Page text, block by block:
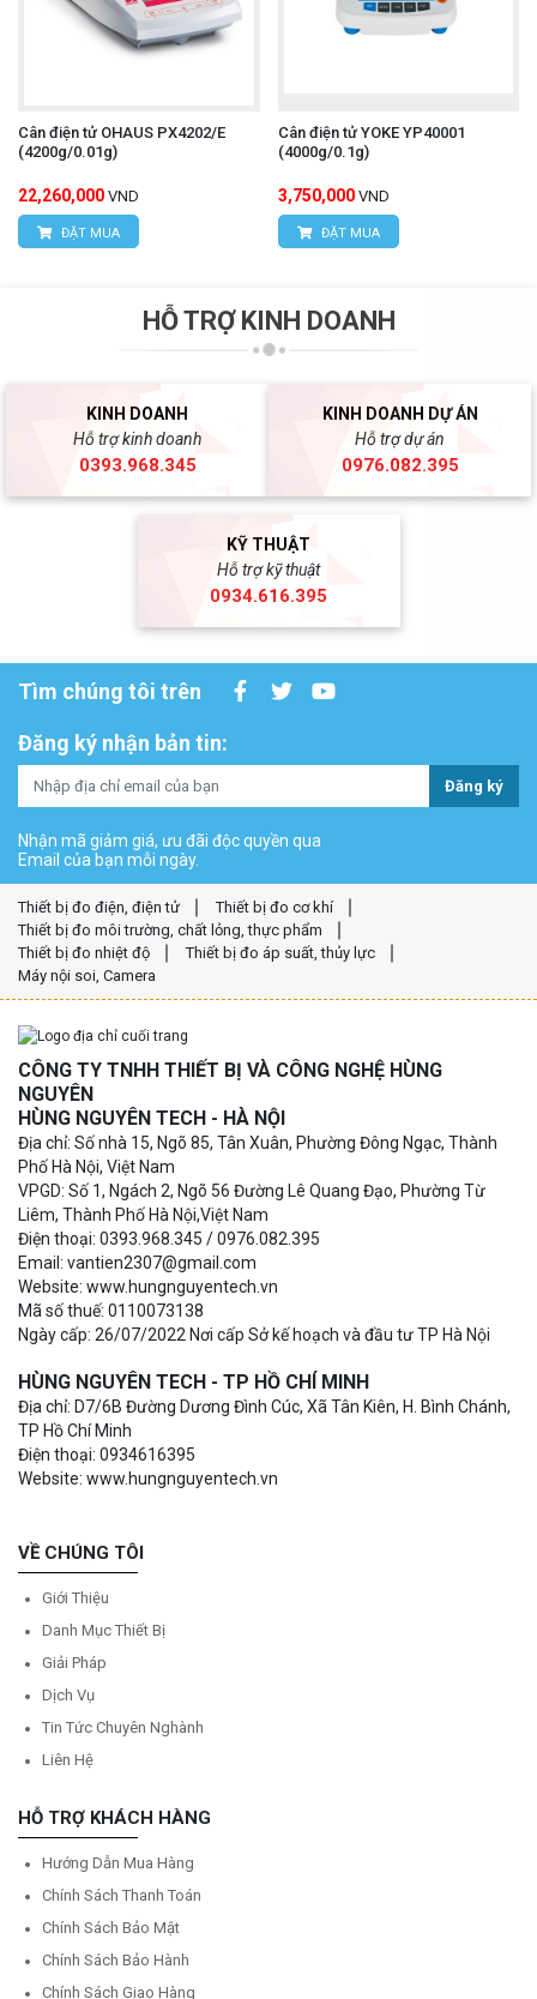
Cân điện tử OHAUS PX4202/E
(4200g/0.01g)
22,260,000 VND
ĐẶT MUA
Cân điện tử YOKE YP40001
(4000g/0.1g)
3,750,000 VND
ĐẶT MUA
HỖ TRỢ KINH DOANH
KINH DOANH
Hỗ trợ kinh doanh
0393.968.345
KINH DOANH DỰ ÁN
Hỗ trợ dự án
0976.082.395
KỸ THUẬT
Hỗ trợ kỹ thuật
0934.616.395
Tìm chúng tôi trên
Đăng ký nhận bản tin:
Đăng ký
Nhận mã giảm giá, ưu đãi độc quyền qua
Email của bạn mỗi ngày.
Thiết bị đo điện, điện tử
Thiết bị đo cơ khí
Thiết bị đo môi trường, chất lỏng, thực phẩm
Thiết bị đo nhiệt độ
Thiết bị đo áp suất, thủy lực
Máy nội soi, Camera
CÔNG TY TNHH THIẾT BỊ VÀ CÔNG NGHỆ HÙNG
NGUYÊN
HÙNG NGUYÊN TECH - HÀ NỘI
Địa chỉ: Số nhà 15, Ngõ 85, Tân Xuân, Phường Đông Ngạc, Thành
Phố Hà Nội, Việt Nam
VPGD: Số 1, Ngách 2, Ngõ 56 Đường Lê Quang Đạo, Phường Từ
Liêm, Thành Phố Hà Nội,Việt Nam
Điện thoại: 0393.968.345 / 0976.082.395
Email: vantien2307@gmail.com
Website: www.hungnguyentech.vn
Mã số thuế: 0110073138
Ngày cấp: 26/07/2022 Nơi cấp Sở kế hoạch và đầu tư TP Hà Nội
HÙNG NGUYÊN TECH - TP HỒ CHÍ MINH
Địa chỉ: D7/6B Đường Dương Đình Cúc, Xã Tân Kiên, H. Bình Chánh,
TP Hồ Chí Minh
Điện thoại: 0934616395
Website: www.hungnguyentech.vn
VỀ CHÚNG TÔI
Giới Thiệu
Danh Mục Thiết Bị
Giải Pháp
Dịch Vụ
Tin Tức Chuyên Nghành
Liên Hệ
HỖ TRỢ KHÁCH HÀNG
Hướng Dẫn Mua Hàng
Chính Sách Thanh Toán
Chính Sách Bảo Mật
Chính Sách Bảo Hành
Chính Sách Giao Hàng